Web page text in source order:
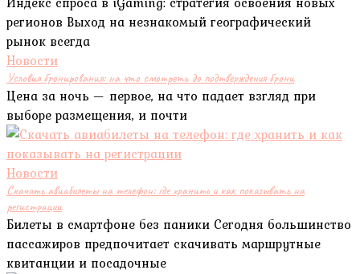
регионов Выход на незнакомый географический
рынок всегда
Новости
Условия бронирования: на что смотреть до подтверждения брони
Цена за ночь — первое, на что падает взгляд при
выборе размещения, и почти
Новости
Скачать авиабилеты на телефон: где хранить и как показывать на
регистрации
Билеты в смартфоне без паники Сегодня большинство
пассажиров предпочитает скачивать маршрутные
квитанции и посадочные